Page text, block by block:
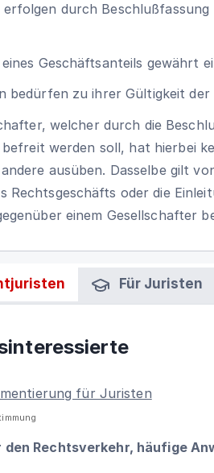
erfolgen durch
Geschäftsanteils gewährt
bedürfen zu ihrer Gültigkeit
welcher durch die
werden soll, hat hierbei
ausüben. Dasselbe gilt
Rechtsgeschäfts oder die
einem Gesellschafter
Für Juristen
für Juristen
den Rechtsverkehr, häufige